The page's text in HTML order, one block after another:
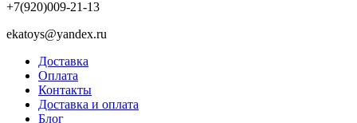
+7(920)009-21-13
ekatoys@yandex.ru
Доставка
Оплата
Контакты
Доставка и оплата
Блог